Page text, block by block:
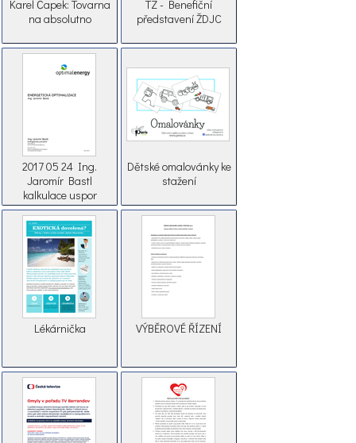
Karel Čapek: Tovarna
na absolutno
TZ - Benefiční
představení ŽDJC
2017 05 24 Ing.
Jaromír Bastl
kalkulace uspor
Dětské omalovánky ke
stažení
Lékárnička VÝBĚROVÉ ŘÍZENÍ